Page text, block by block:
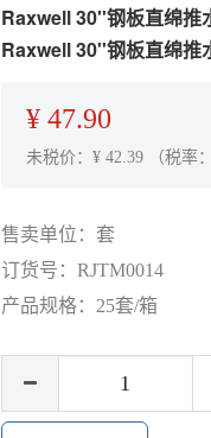
Raxwell 30''钢板直绵推
Raxwell 30''钢板直绵推
¥ 47.90
未税价：¥ 42.39（税率：
售卖单位： 套
订货号： RJTM0014
产品规格： 25套/箱